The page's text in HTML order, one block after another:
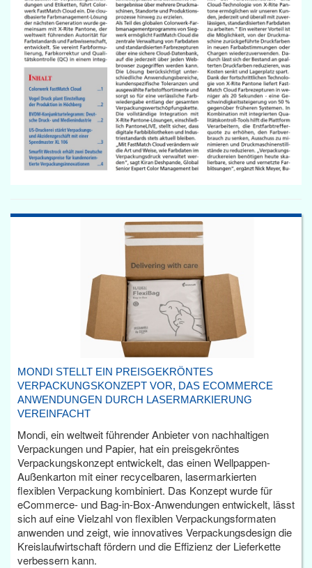
MONDI STELLT EIN PREISGEKRÖNTES
VERPACKUNGSKONZEPT VOR, DAS ECOMMERCE
ANWENDUNGEN DURCH LASERMARKIERUNG
VEREINFACHT
Mondi, ein weltweit führender Anbieter von nachhaltigen
Verpackungen und Papier, hat ein preisgekröntes
Verpackungskonzept entwickelt, das einen Wellpappen-
Außenkarton mit einer recycelbaren, lasermarkierten
flexiblen Verpackung kombiniert. Das Konzept wurde für
eCommerce- und Bag-in-Box-Anwendungen entwickelt, lässt
sich auf eine Vielzahl von flexiblen Verpackungsformaten
anwenden und zeigt, wie innovatives Verpackungsdesign die
Kreislaufwirtschaft fördern und die Effizienz der Lieferkette
verbessern kann.